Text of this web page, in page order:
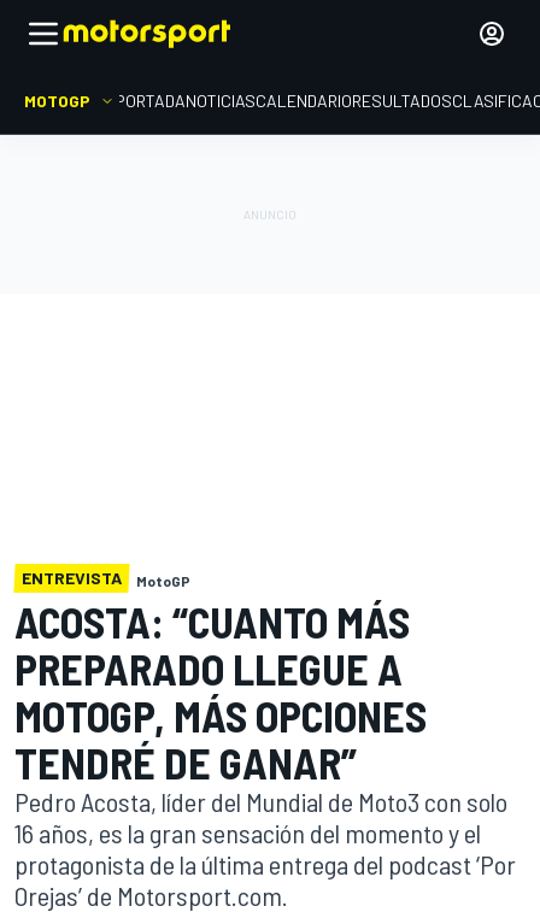
MOTOGP PORTADANOTICIASCALENDARIORESULTADOS
ENTREVISTA MotoGP
ACOSTA: “CUANTO MÁS
PREPARADO LLEGUE A
MOTOGP, MÁS OPCIONES
TENDRÉ DE GANAR”
Pedro Acosta, líder del Mundial de Moto3 con solo
16 años, es la gran sensación del momento y el
protagonista de la última entrega del podcast ‘Por
Orejas’ de Motorsport.com.